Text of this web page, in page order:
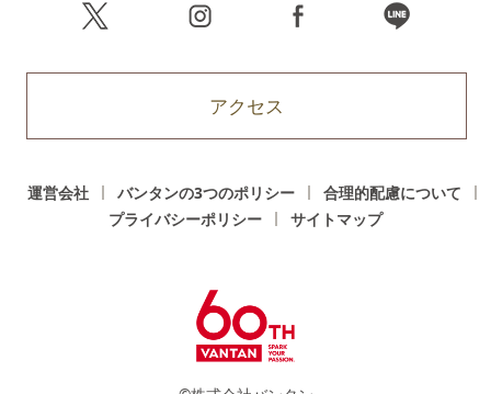
アクセス
運営会社 バンタンの3つのポリシー
合理的配慮について
プライバシーポリシー
サイトマップ